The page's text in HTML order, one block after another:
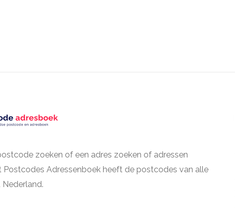
zoeken of een adres zoeken of adressen
Postcodes Adressenboek heeft de postcodes van alle